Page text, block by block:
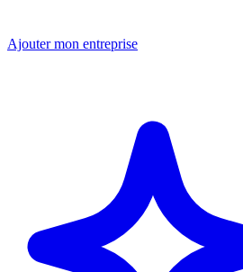
Ajouter mon entreprise